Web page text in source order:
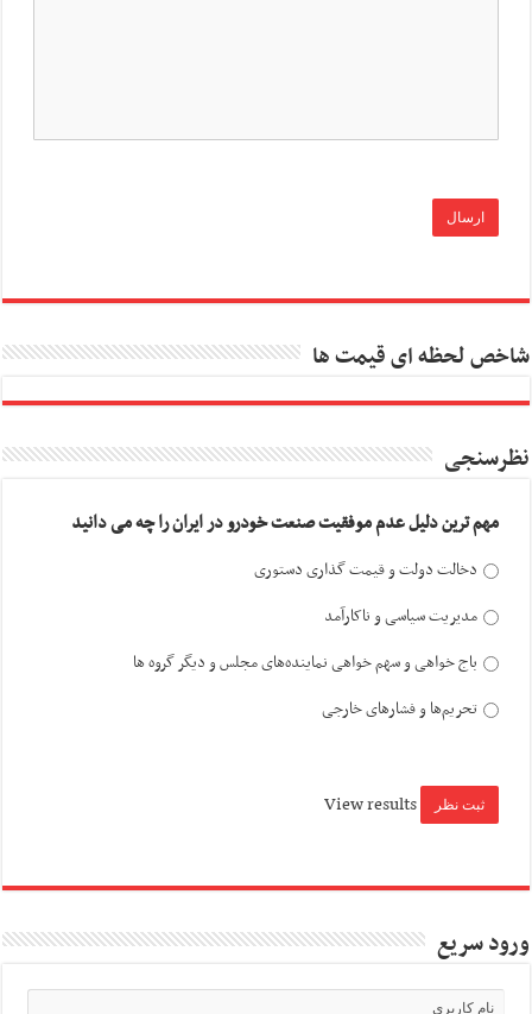
شاخص لحظه ای قیمت ها
نظرسنجی
مهم ترین دلیل عدم موفقیت صنعت خودرو در ایران را چه می دانید
دخالت دولت و قیمت گذاری دستوری
مدیریت سیاسی و ناکارآمد
باج خواهی و سهم خواهی نماینده‌های مجلس و دیگر گروه ها
تحریم‌ها و فشارهای خارجی
View results
ورود سریع